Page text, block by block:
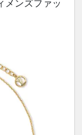
メンズファッ